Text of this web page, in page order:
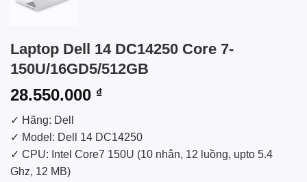
Laptop Dell 14 DC14250 Core 7-
150U/16GD5/512GB
28.550.000 ₫
✓ Hãng: Dell
✓ Model: Dell 14 DC14250
✓ CPU: Intel Core7 150U (10 nhân, 12 luồng, upto 5.4
Ghz, 12 MB)